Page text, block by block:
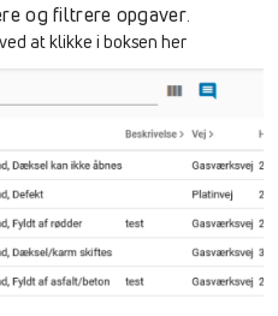
og filtrere opgaver.
at klikke i boksen her